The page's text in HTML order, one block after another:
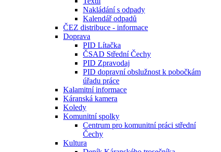
Nakládání s odpady
Kalendář odpadů
ČEZ distribuce - informace
Doprava
PID Lítačka
ČSAD Střední Čechy
PID Zpravodaj
PID dopravní obslužnost k pobočkám
úřadu práce
Kalamitní informace
Káranská kamera
Koledy
Komunitní spolky
Centrum pro komunitní práci střední
Čechy
Kultura